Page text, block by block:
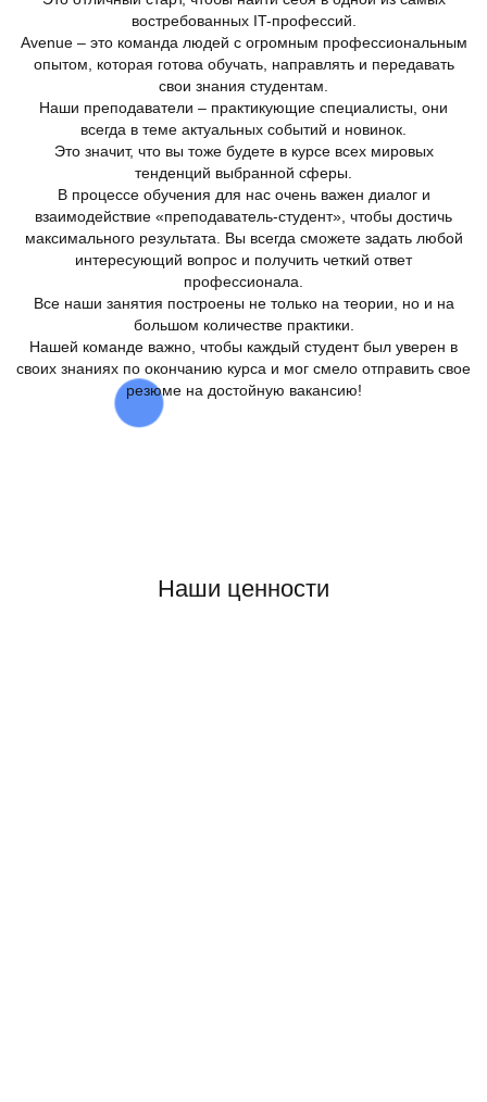
востребованных IT-профессий.
Avenue – это команда людей с огромным профессиональным
опытом, которая готова обучать, направлять и передавать
свои знания студентам.
Наши преподаватели – практикующие специалисты, они
всегда в теме актуальных событий и новинок.
Это значит, что вы тоже будете в курсе всех мировых
тенденций выбранной сферы.
В процессе обучения для нас очень важен диалог и
взаимодействие «преподаватель-студент‎», чтобы достичь
максимального результата. Вы всегда сможете задать любой
интересующий вопрос и получить четкий ответ
профессионала.
Все наши занятия построены не только на теории, но и на
большом количестве практики.
Нашей команде важно, чтобы каждый студент был уверен в
своих знаниях по окончанию курса и мог смело отправить свое
резюме на достойную вакансию!
Наши ценности